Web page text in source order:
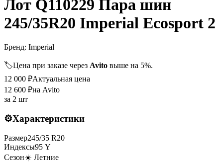
Лот Q110229 Пара шин
245/35R20 Imperial Ecosport 2
Бренд: Imperial
🏷️Цена при заказе через Avito выше на 5%.
12 000 ₽Актуальная цена
12 600 ₽на Avito
за 2 шт
⚙️Характеристики
Размер245/35 R20
Индексы95 Y
Сезон☀️ Летние